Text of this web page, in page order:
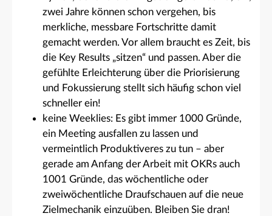
zwei Jahre können schon vergehen, bis
merkliche, messbare Fortschritte damit
gemacht werden. Vor allem braucht es Zeit, bis
die Key Results „sitzen“ und passen. Aber die
gefühlte Erleichterung über die Priorisierung
und Fokussierung stellt sich häufig schon viel
schneller ein!
keine Weeklies: Es gibt immer 1000 Gründe,
ein Meeting ausfallen zu lassen und
vermeintlich Produktiveres zu tun – aber
gerade am Anfang der Arbeit mit OKRs auch
1001 Gründe, das wöchentliche oder
zweiwöchentliche Draufschauen auf die neue
Zielmechanik einzuüben. Bleiben Sie dran!